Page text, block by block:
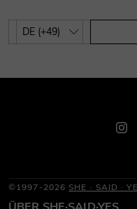
©1997-2026 SHE · SAID ·
ÜBER SHE·SAID·YES